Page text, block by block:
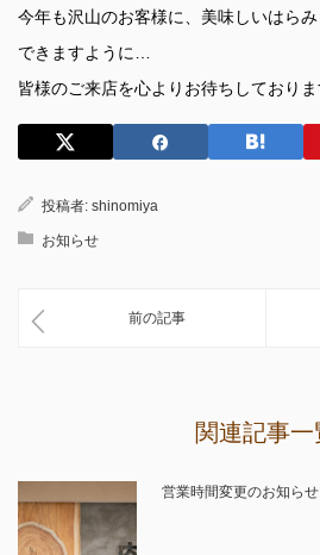
今年も沢山のお客様に、美味しいはら
できますように…
皆様のご来店を心よりお待ちしておりま
投稿者: shinomiya
お知らせ
前の記事
関連記事一
営業時間変更のお知らせ